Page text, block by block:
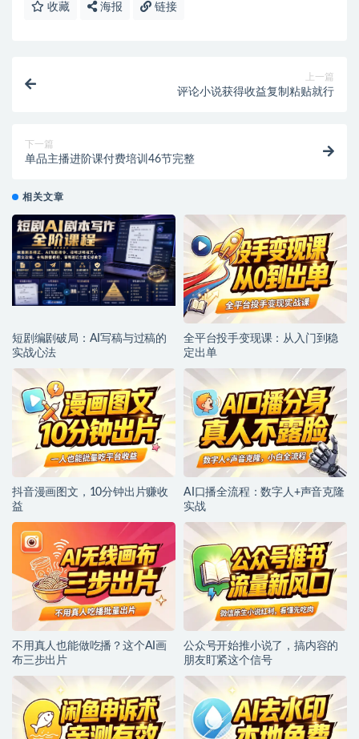
收藏 海报 链接
上一篇
评论小说获得收益复制粘贴就行
下一篇
单品主播进阶课付费培训46节完整
相关文章
短剧编剧破局：AI写稿与过稿的
实战心法
全平台投手变现课：从入门到稳
定出单
抖音漫画图文，10分钟出片赚收
益
AI口播全流程：数字人+声音克隆
实战
不用真人也能做吃播？这个AI画
布三步出片
公众号开始推小说了，搞内容的
朋友盯紧这个信号